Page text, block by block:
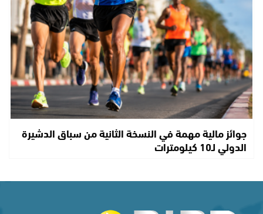
جوائز مالية مهمة في النسخة الثانية من سباق الدشيرة
الدولي لـ10 كيلومترات